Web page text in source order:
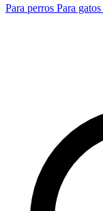
Para perros Para gatos